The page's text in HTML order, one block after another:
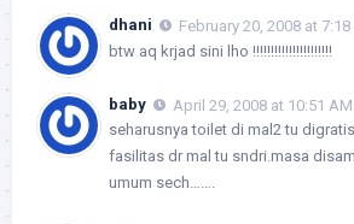
dhani
February 20, 2008 at 7:18
btw aq krjad sini lho !!!!!!!!!!!!!!!!!!!!!!
baby
April 29, 2008 at 10:51 AM
seharusnya toilet di mal2 tu
fasilitas dr mal tu sndri.masa
umum sech…….